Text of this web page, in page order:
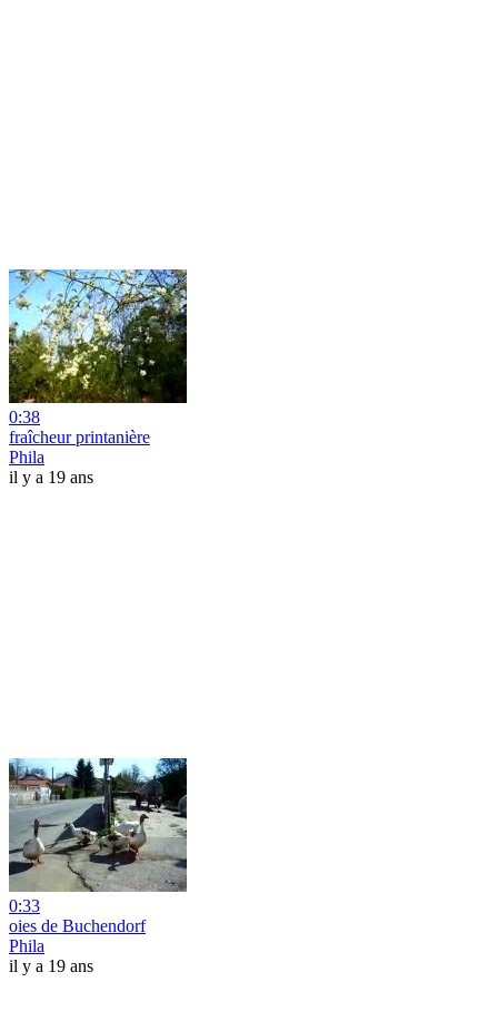
0:38
fraîcheur printanière
Phila
il y a 19 ans
0:33
oies de Buchendorf
Phila
il y a 19 ans